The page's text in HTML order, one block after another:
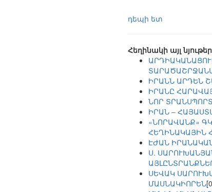
դեպի ետ
Հեղինակի այլ նյութեր
ԻՐԱՆՆ ԱՐԴԵՆ
ԻՐԱՆԸ
ՆՈՐ
ԻՐԱՆ –
«ՆՈՐԱՎԱՆՔ»
ՀԵՂԻՆԱԿԱՅԻՆ
ԷԺԱՆ
Ս.
ՍԵՎԱԿ
ՄԱՍՆԱԿԻՈՐԵՆ